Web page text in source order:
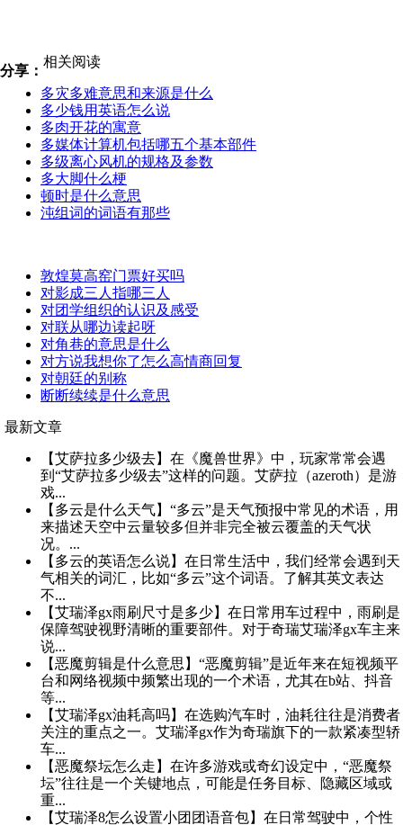
分享：
相关阅读
多灾多难意思和来源是什么
多少钱用英语怎么说
多肉开花的寓意
多媒体计算机包括哪五个基本部件
多级离心风机的规格及参数
多大脚什么梗
顿时是什么意思
沌组词的词语有那些
敦煌莫高窑门票好买吗
对影成三人指哪三人
对团学组织的认识及感受
对联从哪边读起呀
对角巷的意思是什么
对方说我想你了怎么高情商回复
对朝廷的别称
断断续续是什么意思
最新文章
【艾萨拉多少级去】在《魔兽世界》中，玩家常常会遇
到“艾萨拉多少级去”这样的问题。艾萨拉（azeroth）是游
戏...
【多云是什么天气】“多云”是天气预报中常见的术语，用
来描述天空中云量较多但并非完全被云覆盖的天气状
况。...
【多云的英语怎么说】在日常生活中，我们经常会遇到天
气相关的词汇，比如“多云”这个词语。了解其英文表达
不...
【艾瑞泽gx雨刷尺寸是多少】在日常用车过程中，雨刷是
保障驾驶视野清晰的重要部件。对于奇瑞艾瑞泽gx车主来
说...
【恶魔剪辑是什么意思】“恶魔剪辑”是近年来在短视频平
台和网络视频中频繁出现的一个术语，尤其在b站、抖音
等...
【艾瑞泽gx油耗高吗】在选购汽车时，油耗往往是消费者
关注的重点之一。艾瑞泽gx作为奇瑞旗下的一款紧凑型轿
车...
【恶魔祭坛怎么走】在许多游戏或奇幻设定中，“恶魔祭
坛”往往是一个关键地点，可能是任务目标、隐藏区域或
重...
【艾瑞泽8怎么设置小团团语音包】在日常驾驶中，个性